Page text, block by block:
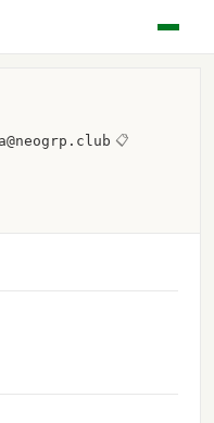
📋